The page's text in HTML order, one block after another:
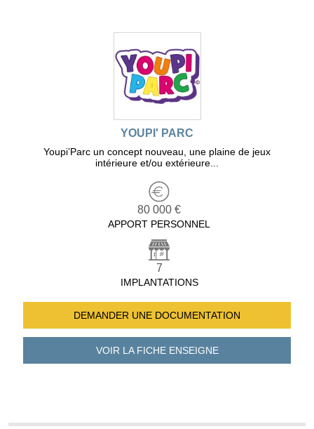
YOUPI' PARC
Youpi’Parc un concept nouveau, une plaine de jeux
intérieure et/ou extérieure...
80 000 €
APPORT PERSONNEL
7
IMPLANTATIONS
DEMANDER UNE DOCUMENTATION
VOIR LA FICHEENSEIGNE